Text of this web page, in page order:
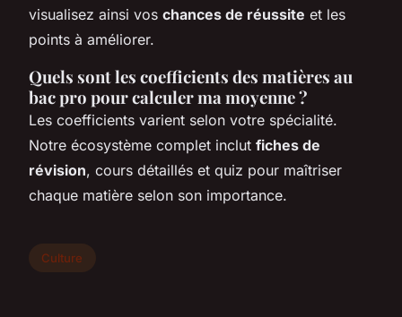
visualisez ainsi vos chances de réussite et les
points à améliorer.
Quels sont les coefficients des matières au
bac pro pour calculer ma moyenne ?
Les coefficients varient selon votre spécialité.
Notre écosystème complet inclut fiches de
révision, cours détaillés et quiz pour maîtriser
chaque matière selon son importance.
Culture